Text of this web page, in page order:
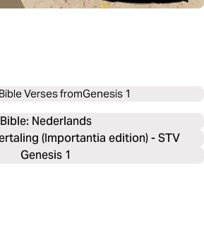
Verses fromGenesis 1
Bible: Nederlands
(Importantia edition) - STV
Genesis 1